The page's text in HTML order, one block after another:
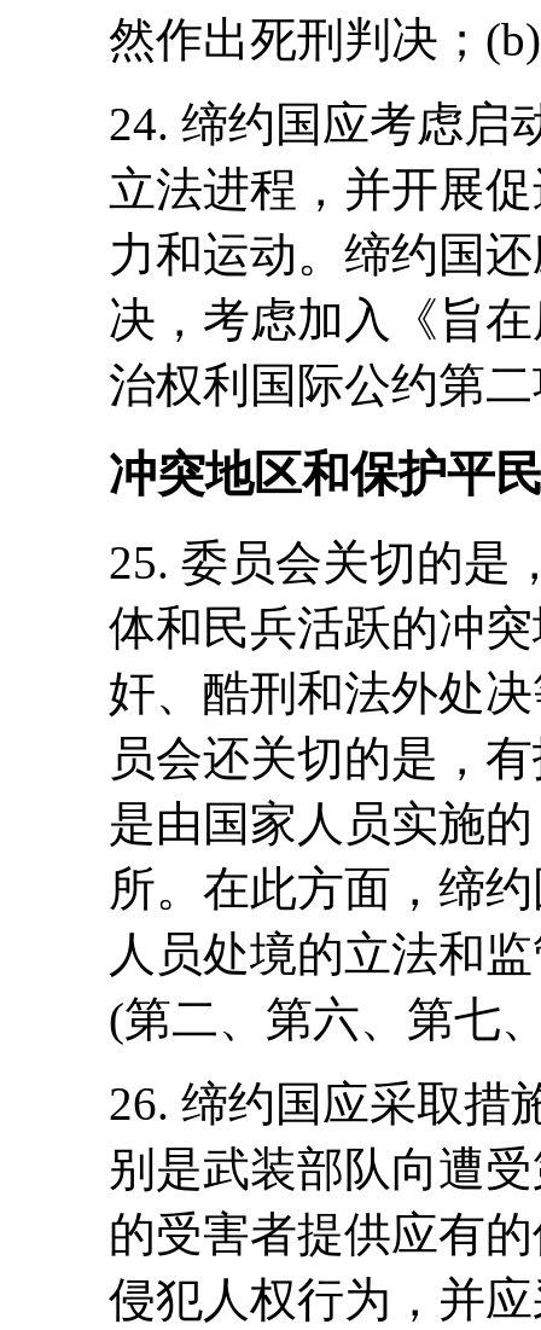
然作出死刑判决；
24. 缔约国应考虑启
立法进程，并开展
力和运动。缔约国
决，考虑加入《旨
治权利国际公约第
冲突地区和保护平
25. 委员会关切的是
体和民兵活跃的冲
奸、酷刑和法外处
员会还关切的是，
是由国家人员实施
所。在此方面，缔
人员处境的立法和
(第二、第六、第七
26. 缔约国应采取措
别是武装部队向遭
的受害者提供应有
侵犯人权行为，并